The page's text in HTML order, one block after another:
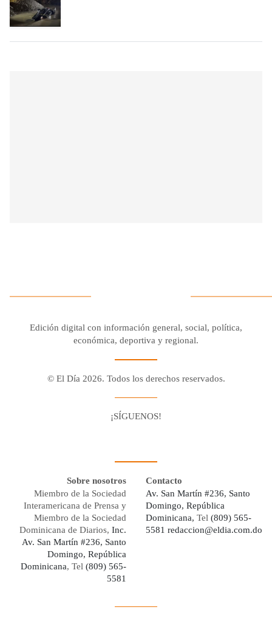
Edición digital con información general, social, política,
económica, deportiva y regional.
© El Día 2026. Todos los derechos reservados.
¡SÍGUENOS!
Sobre nosotros
Miembro de la Sociedad
Interamericana de Prensa y
Miembro de la Sociedad
Dominicana de Diarios, Inc.
Av. San Martín #236, Santo
Domingo, República
Dominicana, Tel (809) 565-
5581
Contacto
Av. San Martín #236, Santo
Domingo, República
Dominicana, Tel (809) 565-
5581 redaccion@eldia.com.do